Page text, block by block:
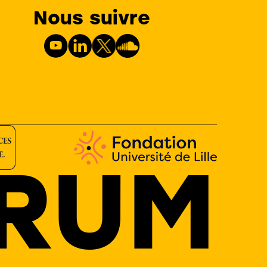
Nous suivre